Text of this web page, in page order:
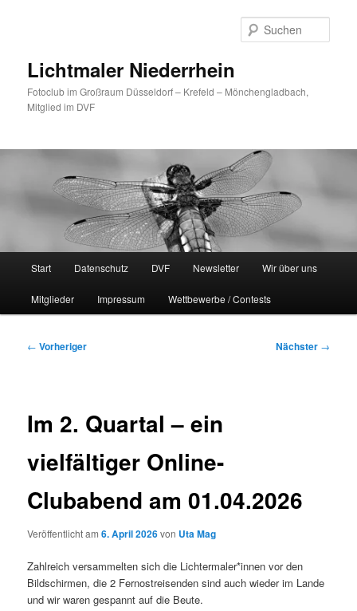
Lichtmaler Niederrhein
Fotoclub im Großraum Düsseldorf – Krefeld – Mönchengladbach,
Mitglied im DVF
Start Datenschutz DVF Newsletter Wir über uns
Mitglieder Impressum Wettbewerbe / Contests
Beitragsnavigation
← Vorheriger Nächster →
Im 2. Quartal – ein
vielfältiger Online-
Clubabend am 01.04.2026
Veröffentlicht am6. April 2026von Uta Mag
Zahlreich versammelten sich die Lichtermaler*innen vor den
Bildschirmen, die 2 Fernostreisenden sind auch wieder im Lande
und wir waren gespannt auf die Beute.